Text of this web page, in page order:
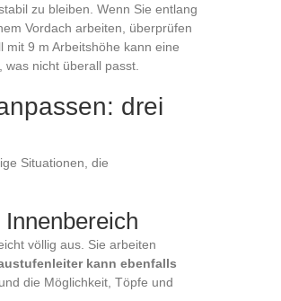
zu bleiben. Wenn Sie entlang
Vordach arbeiten, überprüfen
mit 9 m Arbeitshöhe kann eine
nicht überall passt.
drei
Situationen, die
völlig aus. Sie arbeiten
kann ebenfalls
die Möglichkeit, Töpfe und